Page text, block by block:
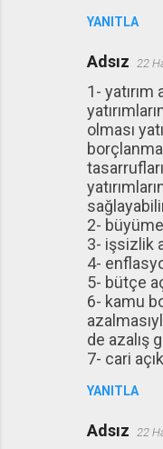
YANITLA
Adsız 22
1- yatırım
olması
borçlanma
2-
3- işsizlik
4-
5- bütçe
6- kamu
de azalış
7- cari
YANITLA
Adsız 22